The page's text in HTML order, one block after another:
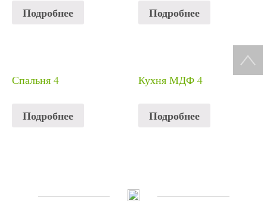
Подробнее Подробнее
Спальня 4
Подробнее
Кухня МДФ 4
Подробнее